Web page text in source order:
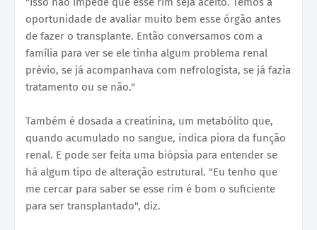
oportunidade de avaliar muito bem esse órgão antes
de fazer o transplante. Então conversamos com a
família para ver se ele tinha algum problema renal
prévio, se já acompanhava com nefrologista, se já fazia
tratamento ou se não."
Também é dosada a creatinina, um metabólito que,
quando acumulado no sangue, indica piora da função
renal. E pode ser feita uma biópsia para entender se
há algum tipo de alteração estrutural. "Eu tenho que
me cercar para saber se esse rim é bom o suficiente
para ser transplantado", diz.